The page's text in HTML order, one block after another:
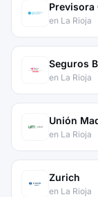
Previsora
en La Rioja
Seguros
en La Rioja
Unión
en La Rioja
Zurich
en La Rioja